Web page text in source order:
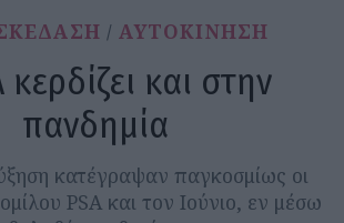
ΑΥΤΟΚΙΝΗΣΗ
κερδίζει και στην
πανδημία
κατέγραψαν παγκοσμίως οι
PSA και τον Ιούνιο, εν μέσω